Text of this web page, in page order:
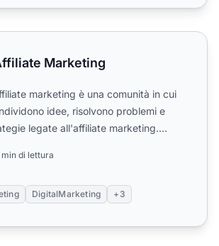
Marketing
marketing è una comunità in cui
idee, risolvono problemi e
legate all'affiliate marketing.
min di lettura
DigitalMarketing +3